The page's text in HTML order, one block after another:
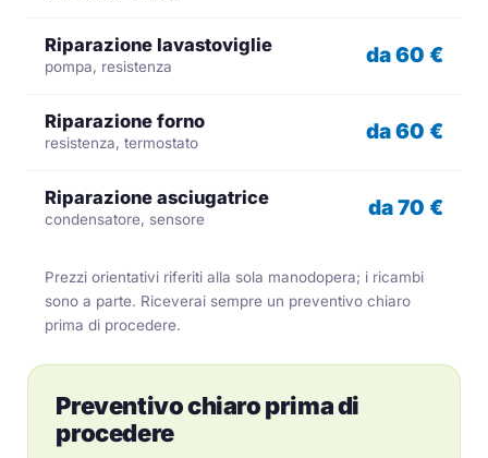
Riparazione lavastoviglie
pompa, resistenza da 60 €
Riparazione forno
resistenza, termostato da 60 €
Riparazione asciugatrice
condensatore, sensore da 70 €
Prezzi orientativi riferiti alla sola manodopera; i ricambi
sono a parte. Riceverai sempre un preventivo chiaro
prima di procedere.
Preventivo chiaro prima di
procedere